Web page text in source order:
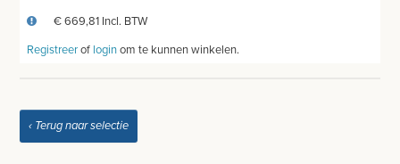
INSTRUMENTEN - INOX GERIEF
TWEEDEHANDS - LIQUIDATIE
PRODUCT NIET GEVONDEN?
€ 669,81 Incl. BTW
Registreerof loginom te kunnen winkelen.
‹ Terug naar selectie